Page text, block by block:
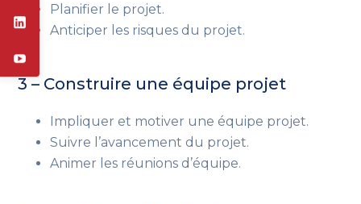
Planifier le projet.
Anticiper les risques du projet.
3 – Construire une équipe projet
Impliquer et motiver une équipe projet.
Suivre l’avancement du projet.
Animer les réunions d’équipe.